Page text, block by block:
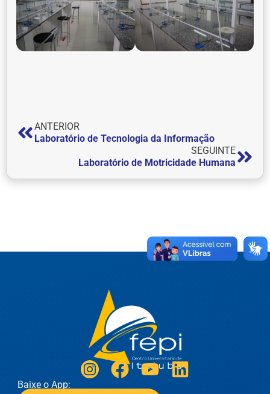
ANTERIOR
Laboratório de Tecnologia da Informação
SEGUINTE
Laboratório de Motricidade Humana
Baixe o App: